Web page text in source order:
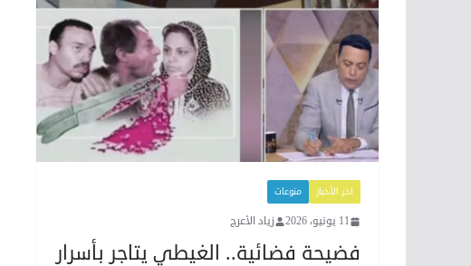
اخر الأخبار منوعات
11 يونيو، 2026 زياد الأعرج
فضيحة فضائية.. الغيطي يتاجر بأسرار